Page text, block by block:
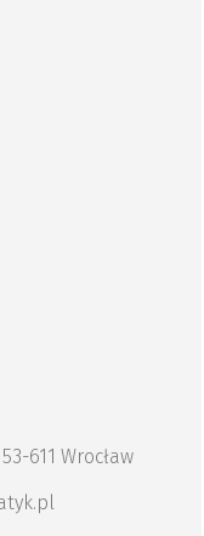
611 Wrocław